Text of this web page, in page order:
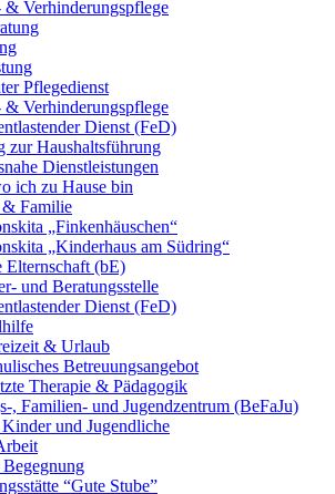
Verhinderungspflege
Pflegedienst
Verhinderungspflege
Dienst (FeD)
zur Haushaltsführung
Dienstleistungen
ich zu Hause bin
& Familie
„Finkenhäuschen“
„Kinderhaus am Südring“
Elternschaft (bE)
und Beratungsstelle
Dienst (FeD)
& Urlaub
Betreuungsangebot
Therapie & Pädagogik
, Familien- und Jugendzentrum (BeFaJu)
und Jugendliche
“Gute Stube”